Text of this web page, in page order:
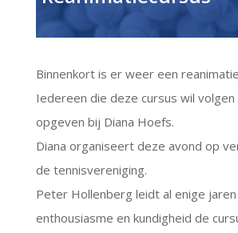
Binnenkort is er weer een
Iedereen die deze cursus wil volgen
opgeven bij Diana Hoefs.
Diana organiseert deze avond op
de tennisvereniging.
Peter Hollenberg leidt al enige
enthousiasme en kundigheid de